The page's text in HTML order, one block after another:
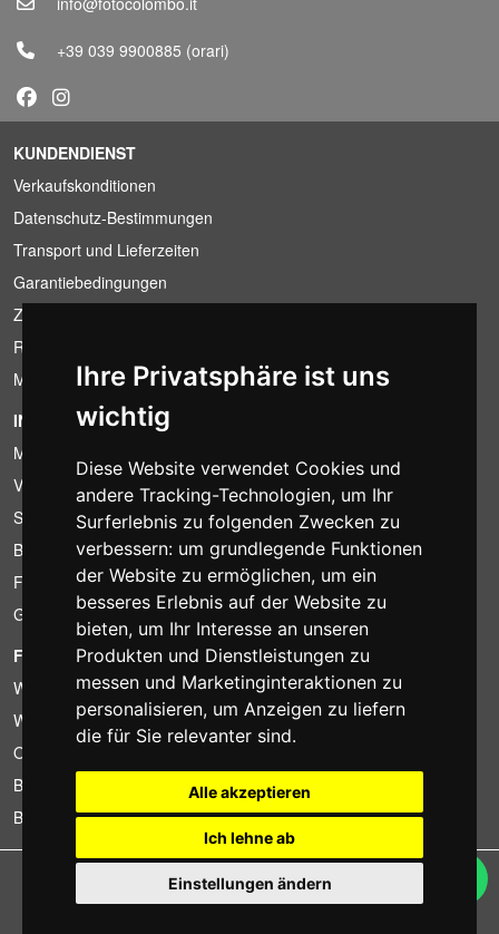
Ihre Privatsphäre ist uns
wichtig
Diese Website verwendet Cookies und
andere Tracking-Technologien, um Ihr
Surferlebnis zu folgenden Zwecken zu
verbessern: um grundlegende Funktionen
der Website zu ermöglichen, um ein
besseres Erlebnis auf der Website zu
bieten, um Ihr Interesse an unseren
Produkten und Dienstleistungen zu
messen und Marketinginteraktionen zu
personalisieren, um Anzeigen zu liefern
die für Sie relevanter sind.
Alle akzeptieren
Ich lehne ab
Einstellungen ändern
+39 039 9900885 (orari)
KUNDENDIENST
Verkaufskonditionen
Datenschutz-Bestimmungen
Transport und Lieferzeiten
Garantiebedingungen
Zahlungsbedingungen
Ruecktrittsrecht
MwSt-Bedingungen
INFORMATION
Mietbedingungen
Verkaufsangebote
Sparpakete
Billiger gefunden?
Finanzierung
Gebrauchtartikel
FOTOCOLOMBO.IT
Wer wir sind
Wo wir sind
Oeffnungszeiten
Bewertungen auf Trovaprezzi
Bewertungen auf Google
Copyright © Fotocolombo Srl - Viale Verdi 95 - 23807 Merate (LC) - P. Iva
03298370135 - SDI: M5UXCR1